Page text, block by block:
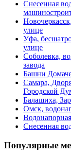
Снесенная
улице
Уфа,
улице
Соболевка,
завода
Башни
Самара,
Городской
Балашиха,
Омск,
Снесенная
Популярные